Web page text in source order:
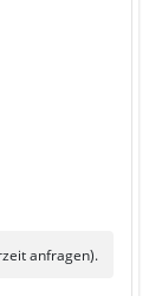
anfragen).